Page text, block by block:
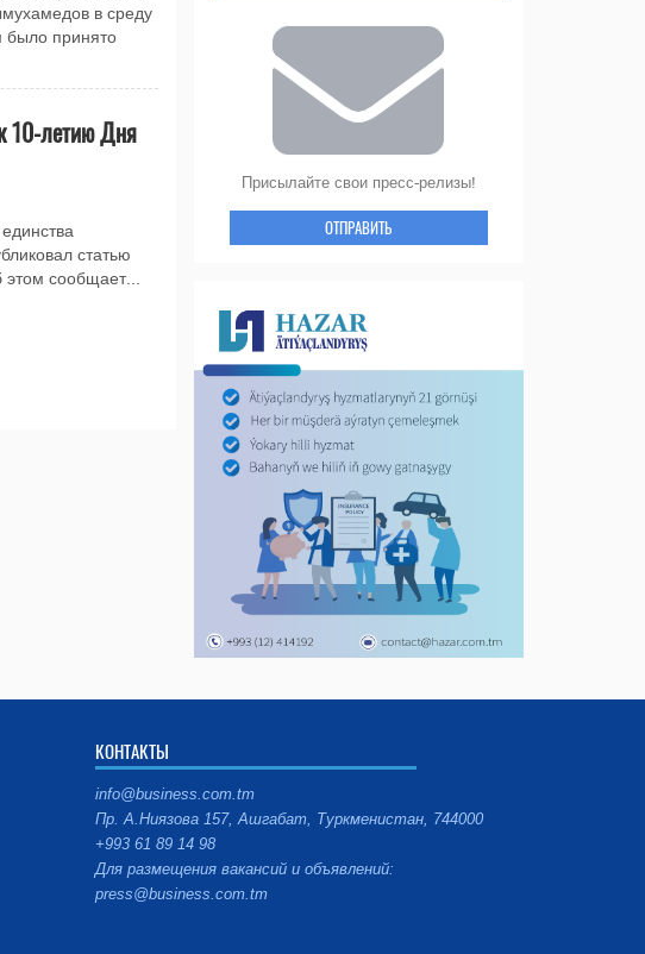
в среду
было принято
10-летию Дня
статью
этом сообщает...
Присылайте свои пресс-релизы!
ОТПРАВИТЬ
КОНТАКТЫ
info@business.com.tm
Пр. А.Ниязова 157, Ашгабат, Туркменистан, 744000
+993 61 89 14 98
Для размещения вакансий и объявлений:
press@business.com.tm